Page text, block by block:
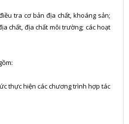
tra cơ bản địa chất, khoáng sản;
chất, địa chất môi trường; các hoạt
thực hiện các chương trình hợp tác